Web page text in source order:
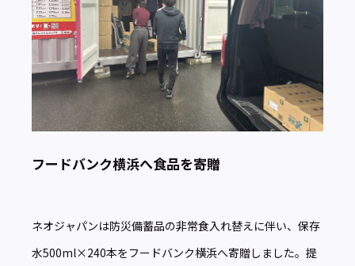
フードバンク横浜へ食品を寄贈
ネオジャパンは防災備蓄品の非常食入れ替えに伴い、保存
水500ml×240本をフードバンク横浜へ寄贈しました。提